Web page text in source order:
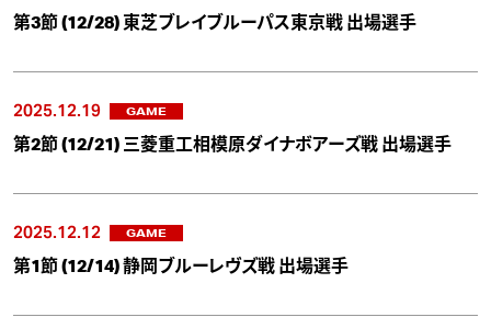
第3節 (12/28) 東芝ブレイブルーパス東京戦 出場選手
2025.12.19 GAME
第2節 (12/21) 三菱重工相模原ダイナボアーズ戦 出場選手
2025.12.12 GAME
第1節 (12/14) 静岡ブルーレヴズ戦 出場選手